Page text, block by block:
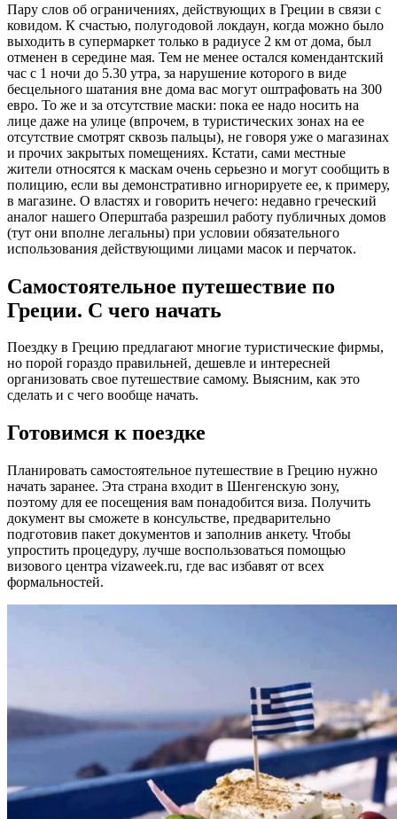
Пару слов об ограничениях, действующих в Греции в связи с
ковидом. К счастью, полугодовой локдаун, когда можно было
выходить в супермаркет только в радиусе 2 км от дома, был
отменен в середине мая. Тем не менее остался комендантский
час с 1 ночи до 5.30 утра, за нарушение которого в виде
бесцельного шатания вне дома вас могут оштрафовать на 300
евро. То же и за отсутствие маски: пока ее надо носить на
лице даже на улице (впрочем, в туристических зонах на ее
отсутствие смотрят сквозь пальцы), не говоря уже о магазинах
и прочих закрытых помещениях. Кстати, сами местные
жители относятся к маскам очень серьезно и могут сообщить в
полицию, если вы демонстративно игнорируете ее, к примеру,
в магазине. О властях и говорить нечего: недавно греческий
аналог нашего Оперштаба разрешил работу публичных домов
(тут они вполне легальны) при условии обязательного
использования действующими лицами масок и перчаток.
Самостоятельное путешествие по
Греции. С чего начать
Поездку в Грецию предлагают многие туристические фирмы,
но порой гораздо правильней, дешевле и интересней
организовать свое путешествие самому. Выясним, как это
сделать и с чего вообще начать.
Готовимся к поездке
Планировать самостоятельное путешествие в Грецию нужно
начать заранее. Эта страна входит в Шенгенскую зону,
поэтому для ее посещения вам понадобится виза. Получить
документ вы сможете в консульстве, предварительно
подготовив пакет документов и заполнив анкету. Чтобы
упростить процедуру, лучше воспользоваться помощью
визового центра vizaweek.ru, где вас избавят от всех
формальностей.